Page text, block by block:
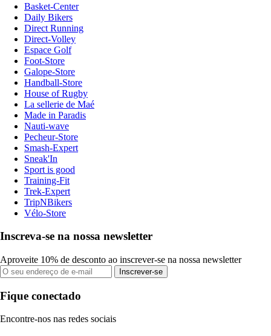
Basket-Center
Daily Bikers
Direct Running
Direct-Volley
Espace Golf
Foot-Store
Galope-Store
Handball-Store
House of Rugby
La sellerie de Maé
Made in Paradis
Nauti-wave
Pecheur-Store
Smash-Expert
Sneak'In
Sport is good
Training-Fit
Trek-Expert
TripNBikers
Vélo-Store
Inscreva-se na nossa newsletter
Aproveite 10% de desconto ao inscrever-se na nossa newsletter
Inscrever-se
Fique conectado
Encontre-nos nas redes sociais